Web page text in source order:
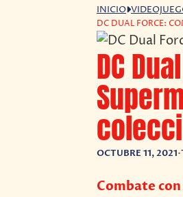
INICIO
DC DUAL FORCE:
DC
OCTUBRE 11, 2021•
Combate